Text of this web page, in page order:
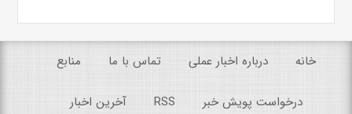
خانه درباره اخبار عملی تماس با ما منابع
درخواست پویش خبر RSS آخرین اخبار